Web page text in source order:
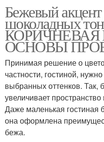
Бежевый акцент
шоколадных
ОСНОВЫ
Принимая решение о
частности, гостиной,
выбранных оттенков. Так,
увеличивает
Даже маленькая гостиная
она оформлена
бежа.